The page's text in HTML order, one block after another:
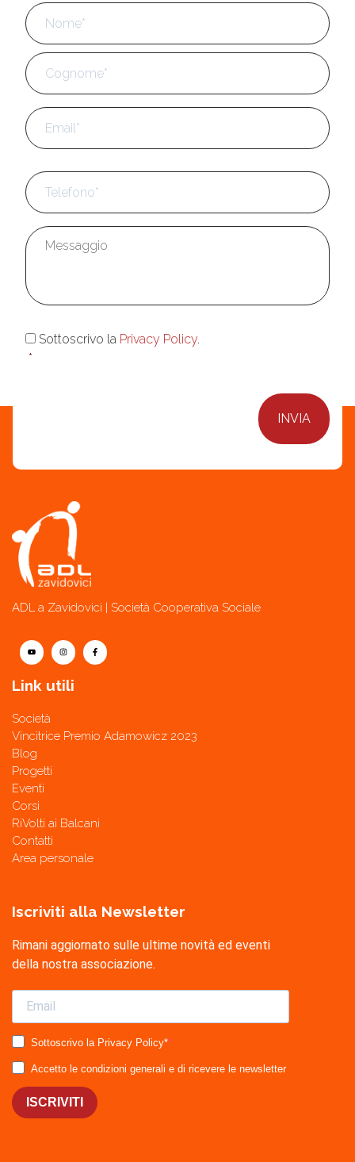
Nome *
Email
Telefono *
Messaggio
Consenso
Sottoscrivo la Privacy Policy.
*
ADL a Zavidovici | Società Cooperativa Sociale
Link utili
Società
Vincitrice Premio Adamowicz 2023
Blog
Progetti
Eventi
Corsi
RiVolti ai Balcani
Contatti
Area personale
Iscriviti alla Newsletter
Rimani aggiornato sulle ultime novità ed eventi
della nostra associazione.
Sottoscrivo la Privacy Policy*
Accetto le condizioni generali e di ricevere le newsletter
ISCRIVITI